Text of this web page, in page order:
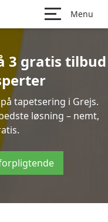
Menu
3 gratis tilbud
tapetsering i Grejs.
løsning – nemt,